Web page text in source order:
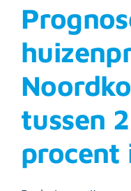
tussen
procent